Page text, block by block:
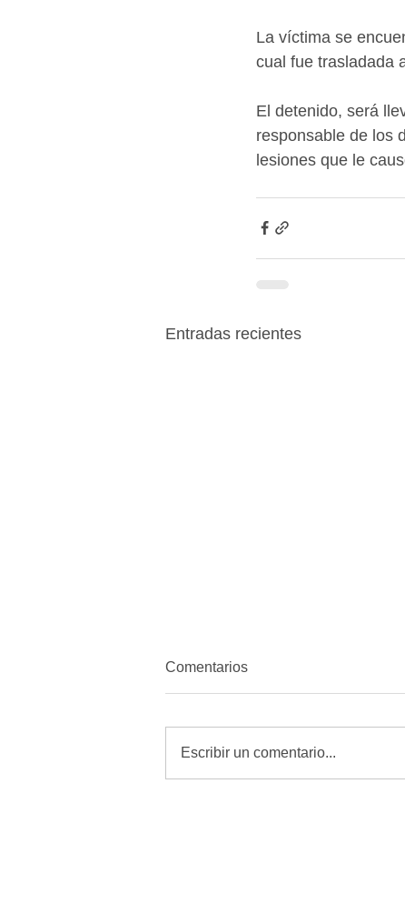
La víctima se
cual fue trasladada
El detenido, será
responsable de los
lesiones que le
Entradas recientes
Comentarios
Escribir un comentario...